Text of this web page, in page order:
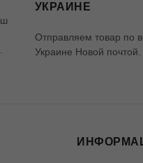
УКРАИНЕ
Отправляем товар по
Украине Новой почтой.